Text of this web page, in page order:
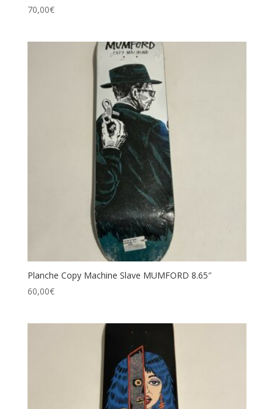
70,00€
Planche Copy Machine Slave MUMFORD 8.65″
60,00€